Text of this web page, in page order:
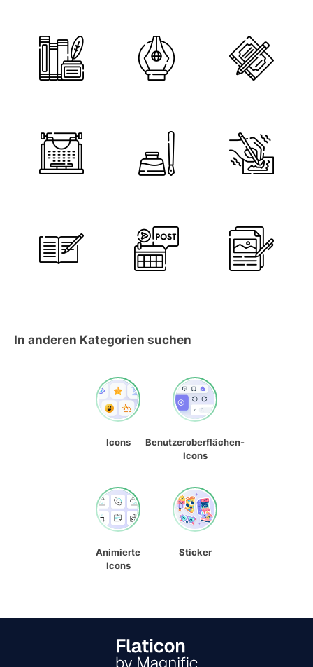
In anderen Kategorien suchen
Icons
Benutzeroberflächen-
Icons
Animierte
Icons
Sticker